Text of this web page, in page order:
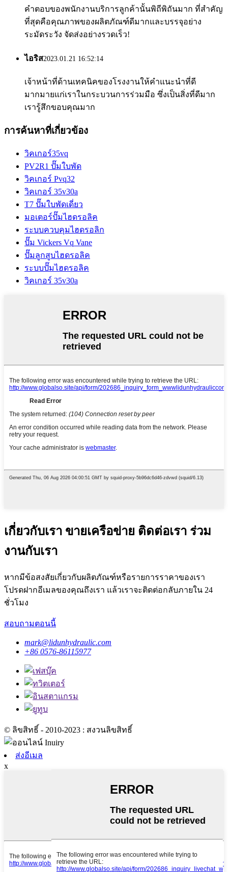
คำตอบของพนักงานบริการลูกค้านั้นพิถีพิถันมาก ที่สำคัญ
ที่สุดคือคุณภาพของผลิตภัณฑ์ดีมากและบรรจุอย่าง
ระมัดระวัง จัดส่งอย่างรวดเร็ว!
ไอริส2023.01.21 16:52:14
เจ้าหน้าที่ด้านเทคนิคของโรงงานให้คำแนะนำที่ดี
มากมายแก่เราในกระบวนการร่วมมือ ซึ่งเป็นสิ่งที่ดีมาก
เรารู้สึกขอบคุณมาก
การค้นหาที่เกี่ยวข้อง
วิคเกอร์35vq
PV2R1 ปั๊มใบพัด
วิคเกอร์ Pvq32
วิคเกอร์ 35v30a
T7 ปั๊มใบพัดเดี่ยว
มอเตอร์ปั๊มไฮดรอลิค
ระบบควบคุมไฮดรอลิก
ปั๊ม Vickers Vq Vane
ปั๊มลูกสูบไฮดรอลิค
ระบบปั๊มไฮดรอลิค
วิคเกอร์ 35v30a
เกี่ยวกับเรา ขายเครือข่าย ติดต่อเรา ร่วม
งานกับเรา
หากมีข้อสงสัยเกี่ยวกับผลิตภัณฑ์หรือรายการราคาของเรา
โปรดฝากอีเมลของคุณถึงเรา แล้วเราจะติดต่อกลับภายใน 24
ชั่วโมง
สอบถามตอนนี้
mark@lidunhydraulic.com
+86 0576-86115977
© ลิขสิทธิ์ - 2010-2023 : สงวนลิขสิทธิ์
ส่งอีเมล
x